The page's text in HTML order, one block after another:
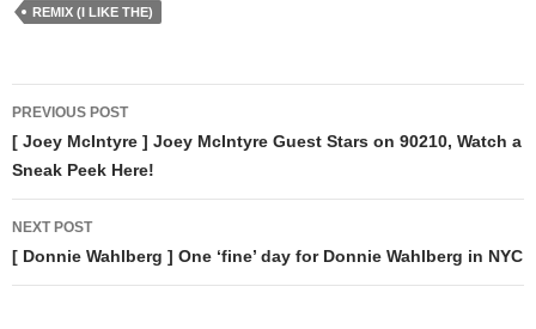
REMIX (I LIKE THE)
Post
navigation
PREVIOUS POST
[ Joey McIntyre ] Joey McIntyre Guest Stars on 90210, Watch a
Sneak Peek Here!
NEXT POST
[ Donnie Wahlberg ] One ‘fine’ day for Donnie Wahlberg in NYC